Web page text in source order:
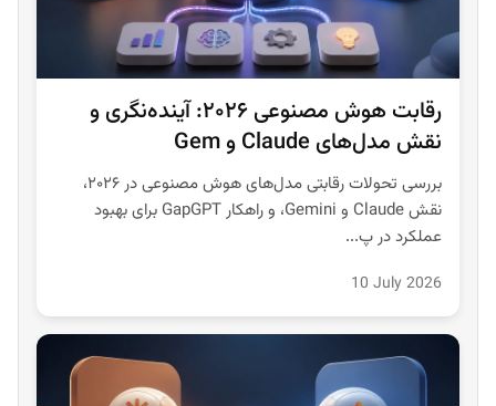
رقابت هوش مصنوعی ۲۰۲۶: آینده‌نگری و
نقش مدل‌های Claude و Gem
بررسی تحولات رقابتی مدل‌های هوش مصنوعی در ۲۰۲۶،
نقش Claude و Gemini، و راهکار GapGPT برای بهبود
عملکرد در پ...
10 July 2026